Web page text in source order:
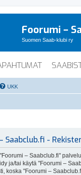
Foorumi –
Suomen Saab-klubi ry
UKK
Saabclub.fi -
– Saabclub.fi"
ja/tai käytä "Foorumi –
koska "Foorumi –